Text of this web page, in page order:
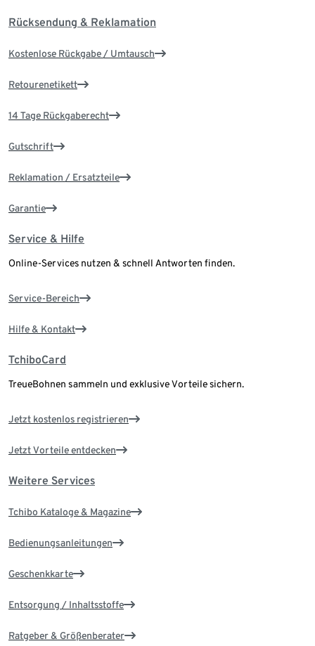
Rücksendung & Reklamation
Kostenlose Rückgabe / Umtausch
Retourenetikett
14 Tage Rückgaberecht
Gutschrift
Reklamation / Ersatzteile
Garantie
Service & Hilfe
Online-Services nutzen & schnell Antworten finden.
Service-Bereich
Hilfe & Kontakt
TchiboCard
TreueBohnen sammeln und exklusive Vorteile sichern.
Jetzt kostenlos registrieren
Jetzt Vorteile entdecken
Weitere Services
Tchibo Kataloge & Magazine
Bedienungsanleitungen
Geschenkkarte
Entsorgung / Inhaltsstoffe
Ratgeber & Größenberater